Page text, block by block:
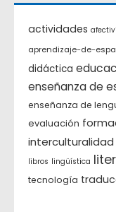
actividades
aprendizaje-de-
didáctica
enseñanza de
enseñanza de
evaluación
interculturalidad
libros lingüística
tecnología